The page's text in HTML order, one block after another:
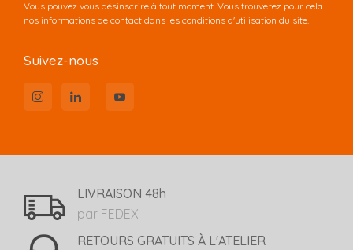
Vous pouvez vous désinscrire à tout moment. Vous trouverez pour cela
nos informations de contact dans les conditions d'utilisation du site.
Suivez-nous
LIVRAISON 48h
par FEDEX
RETOURS GRATUITS À L'ATELIER